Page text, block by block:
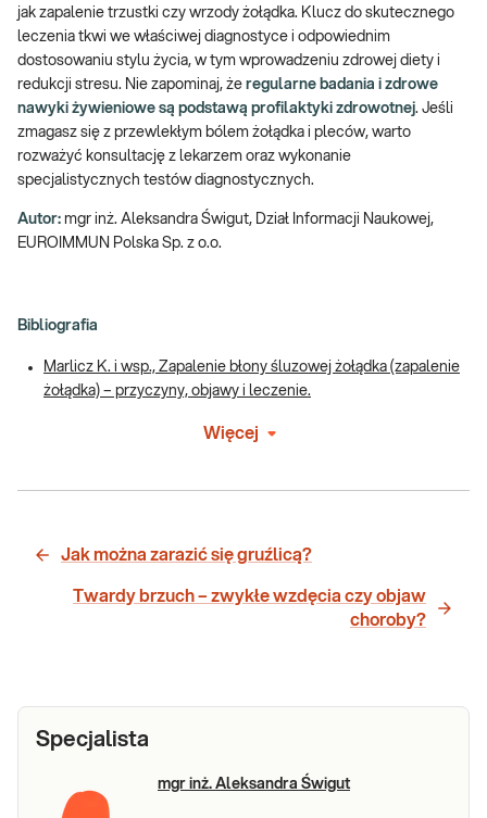
jak zapalenie trzustki czy wrzody żołądka. Klucz do skutecznego
leczenia tkwi we właściwej diagnostyce i odpowiednim
dostosowaniu stylu życia, w tym wprowadzeniu zdrowej diety i
redukcji stresu. Nie zapominaj, że regularne badania i zdrowe
nawyki żywieniowe są podstawą profilaktyki zdrowotnej. Jeśli
zmagasz się z przewlekłym bólem żołądka i pleców, warto
rozważyć konsultację z lekarzem oraz wykonanie
specjalistycznych testów diagnostycznych.
Autor: mgr inż. Aleksandra Świgut, Dział Informacji Naukowej,
EUROIMMUN Polska Sp. z o.o.
Bibliografia
Marlicz K. i wsp., Zapalenie błony śluzowej żołądka (zapalenie
żołądka) – przyczyny, objawy i leczenie.
Więcej
Jak można zarazić się gruźlicą?
Twardy brzuch – zwykłe wzdęcia czy objaw
choroby?
Specjalista
mgr inż. Aleksandra Świgut